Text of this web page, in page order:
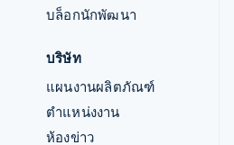
บล็อกนักพัฒนา
บริษัท
แผนงานผลิตภัณฑ์
ตำแหน่งงาน
ห้องข่าว